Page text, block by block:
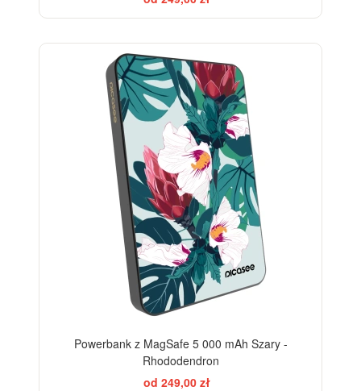
Powerbank z MagSafe 5 000 mAh Szary -
Rhododendron
od 249,00 zł